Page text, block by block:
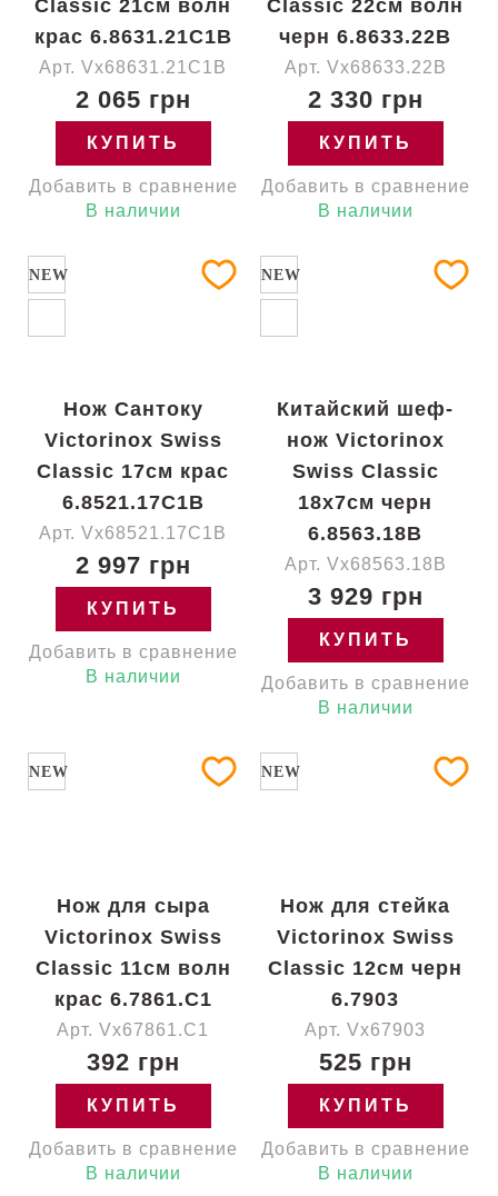
Classic 21см волн
крас 6.8631.21C1B
Арт. Vx68631.21C1B
2 065 грн
КУПИТЬ
Добавить в сравнение
В наличии
Classic 22см волн
черн 6.8633.22B
Арт. Vx68633.22B
2 330 грн
КУПИТЬ
Добавить в сравнение
В наличии
NEW
Нож Сантоку
Victorinox Swiss
Classic 17см крас
6.8521.17C1B
Арт. Vx68521.17C1B
2 997 грн
КУПИТЬ
Добавить в сравнение
В наличии
NEW
Китайский шеф-
нож Victorinox
Swiss Classic
18x7см черн
6.8563.18B
Арт. Vx68563.18B
3 929 грн
КУПИТЬ
Добавить в сравнение
В наличии
NEW
Нож для сыра
Victorinox Swiss
Classic 11см волн
крас 6.7861.C1
Арт. Vx67861.C1
392 грн
КУПИТЬ
Добавить в сравнение
В наличии
NEW
Нож для стейка
Victorinox Swiss
Classic 12см черн
6.7903
Арт. Vx67903
525 грн
КУПИТЬ
Добавить в сравнение
В наличии